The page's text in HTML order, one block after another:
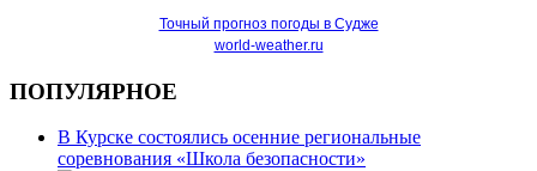
Точный прогноз погоды в Судже
world-weather.ru
ПОПУЛЯРНОЕ
В Курске состоялись осенние региональные
соревнования «Школа безопасности»